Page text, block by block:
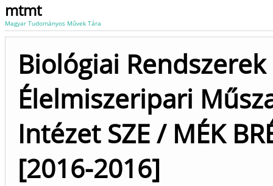
mtmt
Magyar Tudományos Művek Tára
Biológiai Rendszerek
Élelmiszeripari
Intézet SZE / MÉK
[2016-2016]